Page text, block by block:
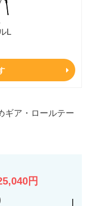
L
ギア・ロールテー
円